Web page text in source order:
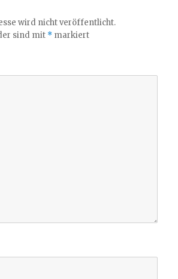
wird nicht veröffentlicht.
sind mit * markiert